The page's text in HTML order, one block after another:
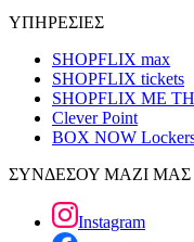
ΥΠΗΡΕΣΙΕΣ
SHOPFLIX max
SHOPFLIX tickets
SHOPFLIX ΜΕ
Clever Point
BOX NOW
ΣΥΝΔΕΣΟΥ ΜΑΖΙ ΜΑΣ
Instagram